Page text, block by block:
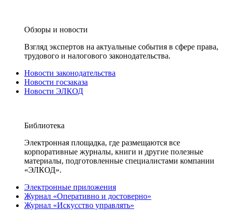
Обзоры и новости
Взгляд экспертов на актуальные события в сфере права,
трудового и налогового законодательства.
Новости законодательства
Новости госзаказа
Новости ЭЛКОД
Библиотека
Электронная площадка, где размещаются все
корпоративные журналы, книги и другие полезные
материалы, подготовленные специалистами компании
«ЭЛКОД».
Электронные приложения
Журнал «Оперативно и достоверно»
Журнал «Искусство управлять»